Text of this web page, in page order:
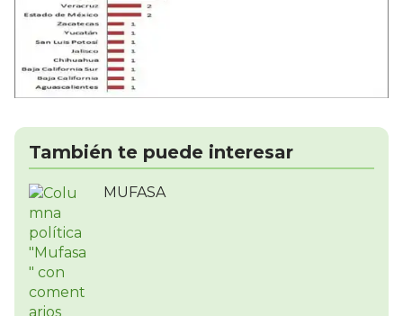
También te puede interesar
MUFASA